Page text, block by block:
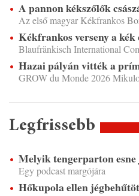
A pannon kékszőlők
Az első magyar Kékfrankos
Kékfrankos verseny a
Blaufränkisch International
Hazai pályán vitték a
GROW du Monde 2026
Legfrissebb
Melyik tengerparton
Egy podcast margójára
Hőkupola ellen